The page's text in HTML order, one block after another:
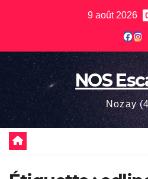
9 août 2026
NOS
Nozay